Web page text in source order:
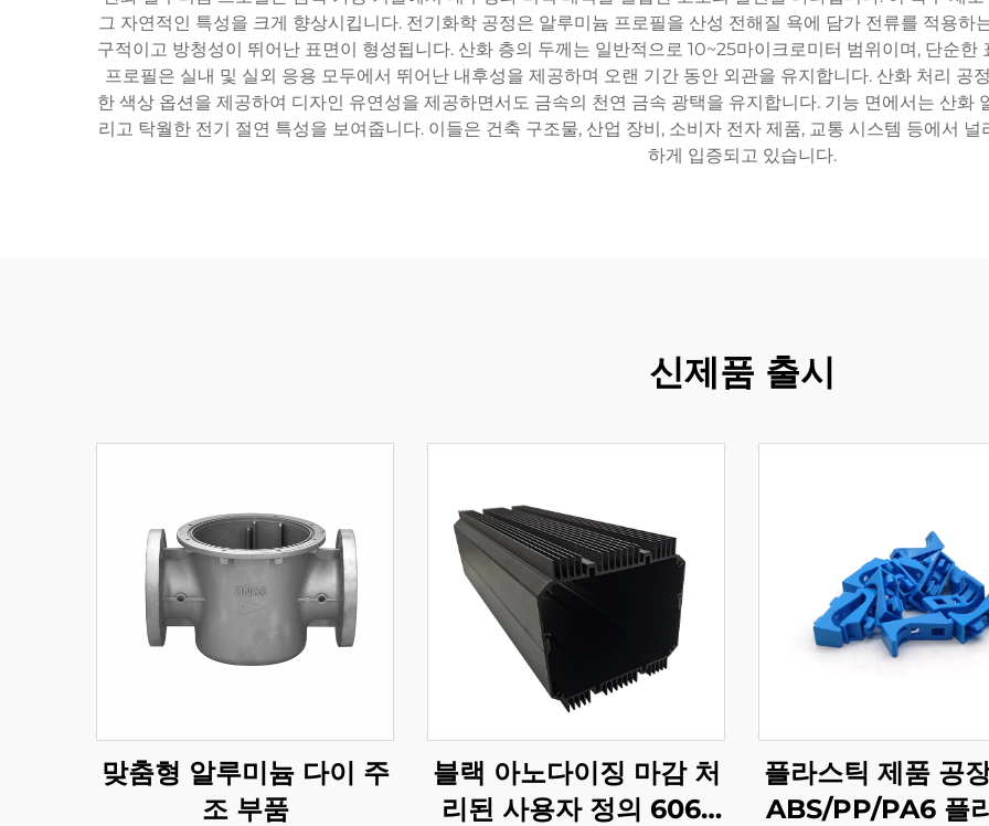
그 자연적인 특성을 크게 향상시킵니다. 전기화학 공정은 알루미늄 프로필을 산성 전해질 욕에 담가 전류를 적용하
구적이고 방청성이 뛰어난 표면이 형성됩니다. 산화 층의 두께는 일반적으로 10~25마이크로미터 범위이며, 단순
프로필은 실내 및 실외 응용 모두에서 뛰어난 내후성을 제공하며 오랜 기간 동안 외관을 유지합니다. 산화 처리 공
한 색상 옵션을 제공하여 디자인 유연성을 제공하면서도 금속의 천연 금속 광택을 유지합니다. 기능 면에서는 산화
리고 탁월한 전기 절연 특성을 보여줍니다. 이들은 건축 구조물, 산업 장비, 소비자 전자 제품, 교통 시스템 등에서
하게 입증되고 있습니다.
신제품 출시
맞춤형 알루미늄 다이 주
조 부품
블랙 아노다이징 마감 처
리된 사용자 정의 6061
플라스틱 제품 공
ABS/PP/PA6 플